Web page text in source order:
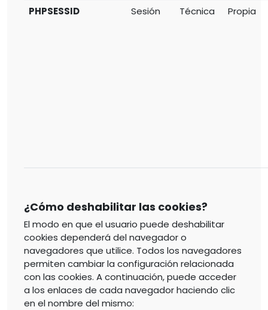
PHPSESSID Sesión Técnica Propia
¿Cómo deshabilitar las cookies?
El modo en que el usuario puede deshabilitar
cookies dependerá del navegador o
navegadores que utilice. Todos los navegadores
permiten cambiar la configuración relacionada
con las cookies. A continuación, puede acceder
a los enlaces de cada navegador haciendo clic
en el nombre del mismo: